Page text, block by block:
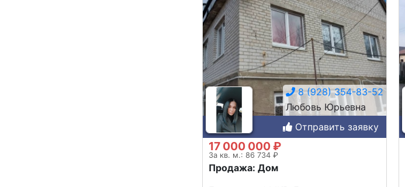
8 (928) 354-83-52
Любовь Юрьевна
Отправить заявку
17 000 000 ₽
За кв. м.: 86 734 ₽
Продажа: Дом